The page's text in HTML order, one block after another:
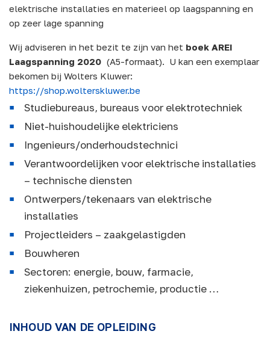
elektrische installaties en materieel op laagspanning en
op zeer lage spanning
Wij adviseren in het bezit te zijn van het boek AREI
Laagspanning 2020 (A5-formaat). U kan een exemplaar
bekomen bij Wolters Kluwer:
https://shop.wolterskluwer.be
Studiebureaus, bureaus voor elektrotechniek
Niet-huishoudelijke elektriciens
Ingenieurs/onderhoudstechnici
Verantwoordelijken voor elektrische installaties
– technische diensten
Ontwerpers/tekenaars van elektrische
installaties
Projectleiders – zaakgelastigden
Bouwheren
Sectoren: energie, bouw, farmacie,
ziekenhuizen, petrochemie, productie …
INHOUD VAN DE OPLEIDING